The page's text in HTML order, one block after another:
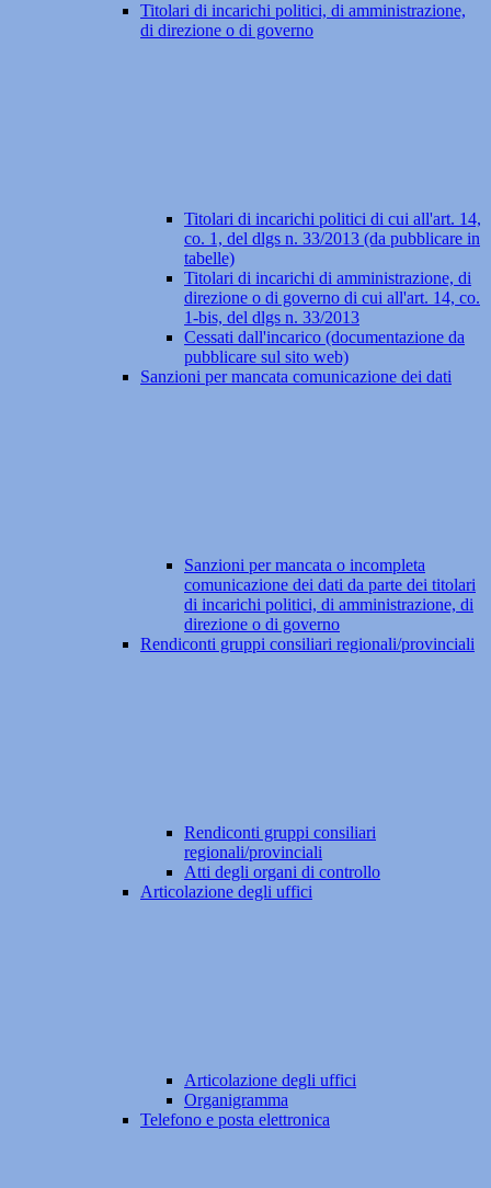
Titolari di incarichi politici, di amministrazione,
di direzione o di governo
Titolari di incarichi politici di cui all'art. 14,
co. 1, del dlgs n. 33/2013 (da pubblicare in
tabelle)
Titolari di incarichi di amministrazione, di
direzione o di governo di cui all'art. 14, co.
1-bis, del dlgs n. 33/2013
Cessati dall'incarico (documentazione da
pubblicare sul sito web)
Sanzioni per mancata comunicazione dei dati
Sanzioni per mancata o incompleta
comunicazione dei dati da parte dei titolari
di incarichi politici, di amministrazione, di
direzione o di governo
Rendiconti gruppi consiliari regionali/provinciali
Rendiconti gruppi consiliari
regionali/provinciali
Atti degli organi di controllo
Articolazione degli uffici
Articolazione degli uffici
Organigramma
Telefono e posta elettronica